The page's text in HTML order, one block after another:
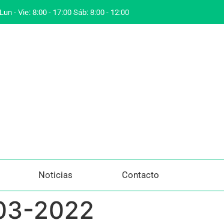
Lun - Vie: 8:00 - 17:00 Sáb: 8:00 - 12:00
Noticias Contacto
2022